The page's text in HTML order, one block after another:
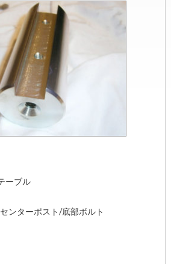
ーブル
ンターポスト/底部ボルト